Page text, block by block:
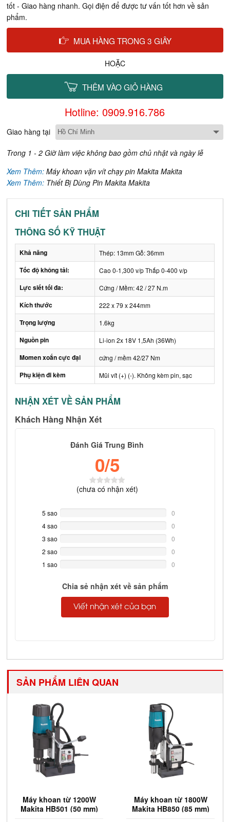
tốt - Giao hàng nhanh. Gọi điện để được tư vấn tốt hơn về sản
phẩm.
MUA HÀNG TRONG 3 GIÂY
HOẶC
THÊM VÀO GIỎ HÀNG
Hotline: 0909.916.786
Giao hàng tại
Trong 1 - 2 Giờ làm việc không bao gồm chủ nhật và ngày lễ
Xem Thêm:Máy khoan vặn vít chạy pin Makita Makita
Xem Thêm: Thiết Bị Dùng Pin Makita Makita
CHI TIẾT SẢN PHẨM
THÔNG SỐ KỸ THUẬT
Khả năng Thép: 13mm Gỗ: 36mm
Tốc độ không tải: Cao 0-1,300 v/p Thấp 0-400 v/p
Lực siết tối đa: Cứng / Mềm: 42 / 27 N.m
Kích thước 222 x 79 x 244mm
Trọng lượng 1.6kg
Nguồn pin Li-ion 2x 18V 1,5Ah (36Wh)
Momen xoắn cực đại cứng / mềm 42/27 Nm
Phụ kiện đi kèm Mũi vít (+) (-). Không kèm pin, sạc
NHẬN XÉT VỀ SẢN PHẨM
Khách Hàng Nhận Xét
Đánh Giá Trung Bình
0/5
(chưa có nhận xét)
5 sao
Complete
0
4 sao
Complete
0
3 sao
Complete
0
2 sao
Complete
0
1 sao
0
Chia sẻ nhận xét về sản phẩm
Viết nhận xét của bạn
SẢN PHẨM LIÊN QUAN
Máy khoan từ 1200W
Makita HB501 (50 mm)
Máy khoan từ 1800W
Makita HB850 (85 mm)